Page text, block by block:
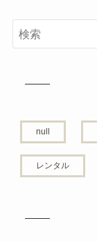
null
レンタル